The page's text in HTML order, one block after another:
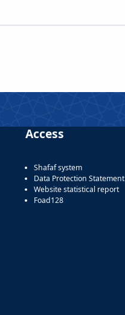
Access
Shafaf system
Data Protection Statement
Website statistical report
Foad128